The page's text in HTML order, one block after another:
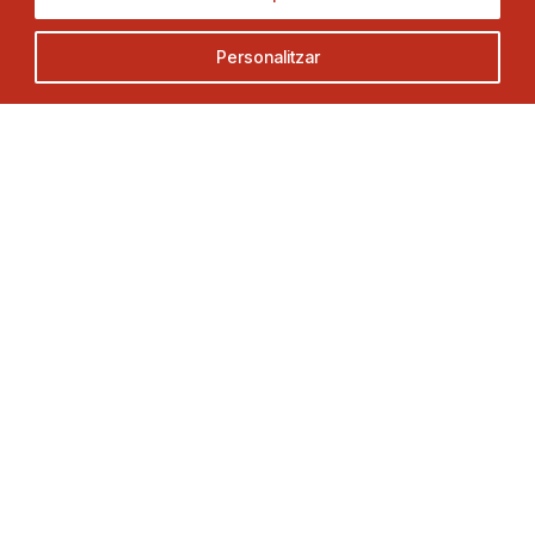
Personalitzar
08034 Barcelona
fctt@fctt.org